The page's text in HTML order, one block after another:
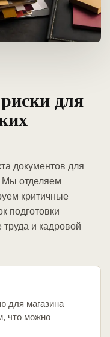
для
документов для
Мы отделяем
критичные
подготовки
и кадровой
для магазина
что можно